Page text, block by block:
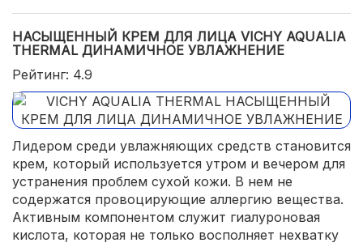
НАСЫЩЕННЫЙ КРЕМ ДЛЯ ЛИЦА VICHY AQUALIA
THERMAL ДИНАМИЧНОЕ УВЛАЖНЕНИЕ
Рейтинг: 4.9
Лидером среди увлажняющих средств становится
крем, который используется утром и вечером для
устранения проблем сухой кожи. В нем не
содержатся провоцирующие аллергию вещества.
Активным компонентом служит гиалуроновая
кислота, которая не только восполняет нехватку